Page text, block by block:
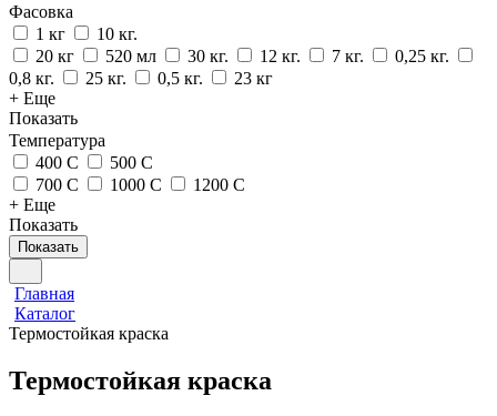
Фасовка
1 кг
10 кг.
20 кг
520 мл 30 кг. 12 кг. 7 кг.
0,25 кг.
0,8 кг.
25 кг. 0,5 кг.
23 кг
+ Еще
Показать
Температура
400 С
500 С
700 С
1000 С
1200 С
+ Еще
Показать
Показать
Главная
Каталог
Термостойкая краска
Термостойкая краска